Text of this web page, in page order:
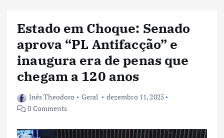
Estado em Choque: Senado
aprova “PL Antifacção” e
inaugura era de penas que
chegam a 120 anos
Inês Theodoro Geral
dezembro 11, 2025
0 Comments